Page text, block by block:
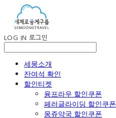
LOG IN 로그인
세뭉소개
잔여석 확인
할인티켓
융프라우 할인쿠폰
페러글라이딩 할인쿠폰
몽쥬약국 할인쿠폰